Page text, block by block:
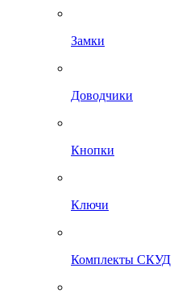
Замки
Доводчики
Кнопки
Ключи
Комплекты СКУД